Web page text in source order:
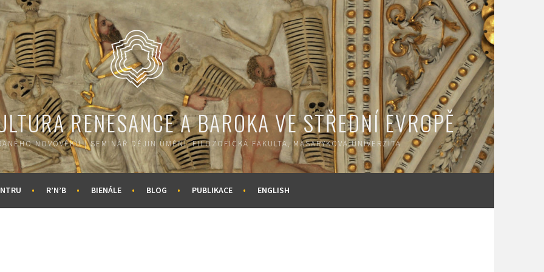
RENESANCE A BAROKA VE STŘEDNÍ EVROPĚ
NOVOVĚKU | SEMINÁŘ DĚJIN UMĚNÍ, FILOZOFICKÁ FAKULTA, MASARYKOVA UNIVERZITA
R’N’B BIENÁLE BLOG PUBLIKACE ENGLISH